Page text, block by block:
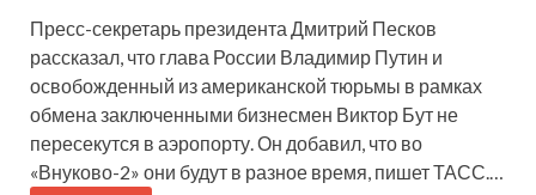
Пресс-секретарь президента Дмитрий Песков
рассказал, что глава России Владимир Путин и
освобожденный из американской тюрьмы в рамках
обмена заключенными бизнесмен Виктор Бут не
пересекутся в аэропорту. Он добавил, что во
«Внуково-2» они будут в разное время, пишет ТАСС.…